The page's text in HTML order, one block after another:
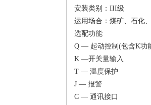
安装类别：III级
运用场合：煤矿、石化
选配功能
Q — 起动控制(包含K功
K —开关量输入
T — 温度保护
J — 报警
C — 通讯接口